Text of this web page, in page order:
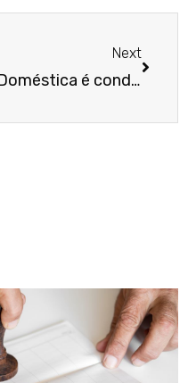
Next
Doméstica é condenada a restituir dinheiro emprestado pela empregadora